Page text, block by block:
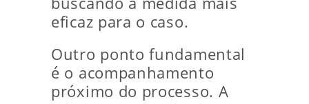
eficaz para o caso.
Outro ponto fundamental
é o acompanhamento
próximo do processo. A